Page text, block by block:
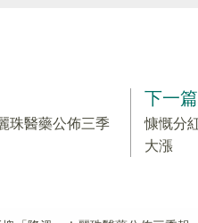
珠醫藥公佈三季
下一
慷慨分
大漲